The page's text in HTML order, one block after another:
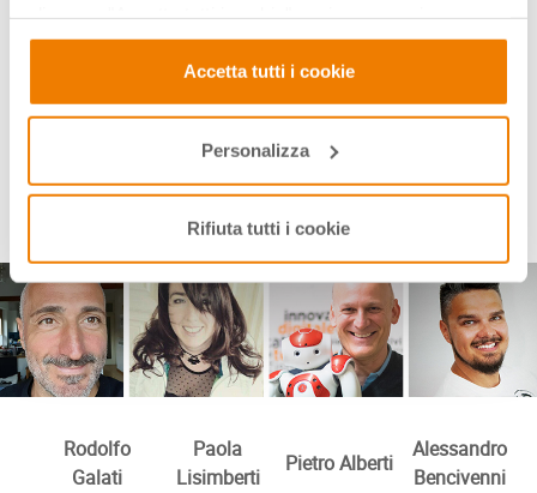
autonomamente selezionare i cookie da accettare clicca
su "Personalizza". Se vuoi saperne di più consulta la
nostraPrivacy e Cookie Policy.
Accetta tutti i cookie
Personalizza
Rifiuta tutti i cookie
per
Servizio
TSI
University di
New York
Rodolfo
Galati
Paola
Lisimberti
Pietro Alberti
Alessandro
Bencivenni